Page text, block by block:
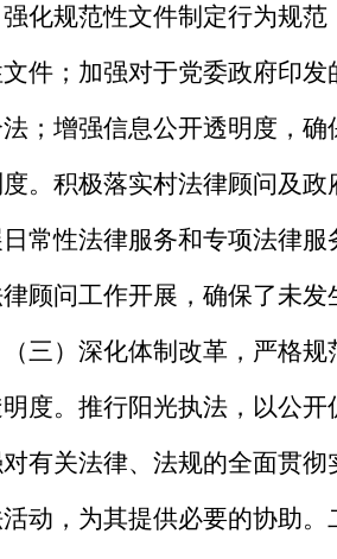
化规范性文件制定行为规
件；加强对于党委政府印
；增强信息公开透明度，
。积极落实村法律顾问及
常性法律服务和专项法律
顾问工作开展，确保了未
（三）深化体制改革，严格
度。推行阳光执法，以公
有关法律、法规的全面贯
动，为其提供必要的协助